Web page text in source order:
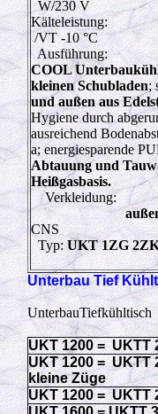
W/230 V
Kälteleistung:
/VT -10 °C
Ausführung:
COOL
kleinen Schubladen;
und außen aus
Hygiene durch
ausreichend
a; energiesparende
Abtauung und
Heißgasbasis.
Verkleidung:
CNS
Typ:UKT 1ZG
Unterbau Tief
UnterbauTiefkühltisch
UKT 1200 = UKTT
UKT 1200 = UKTT
kleine Züge
UKT 1200 = UKTT